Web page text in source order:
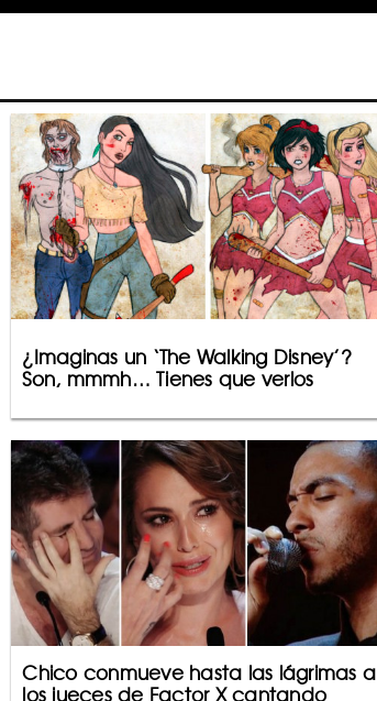
¿Imaginas un ‘The Walking Disney’?
Son, mmmh… Tienes que verlos
Chico conmueve hasta las lágrimas a
los jueces de Factor X cantando